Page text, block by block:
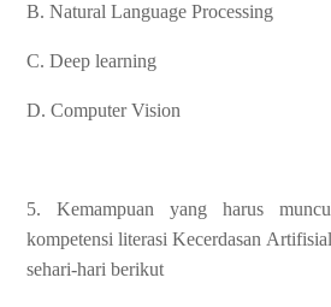
B. Natural Language Processing
C. Deep learning
D. Computer Vision
5. Kemampuan yang harus
kompetensi literasi Kecerdasan
sehari-hari berikut